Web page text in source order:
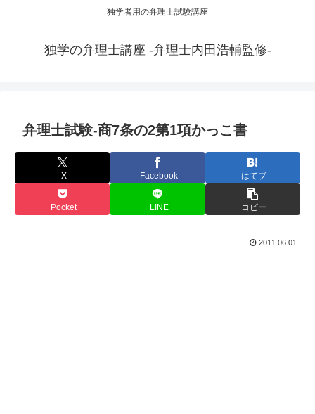
独学者用の弁理士試験講座
独学の弁理士講座 -弁理士内田浩輔監修-
弁理士試験-商7条の2第1項かっこ書
X Facebook はてブ
Pocket LINE コピー
2011.06.01